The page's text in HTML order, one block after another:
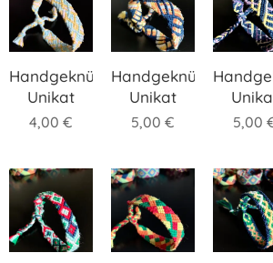
Handgeknüpftes
Unikat
4,00 €
Handgeknüpftes
Unikat
5,00 € 5,00